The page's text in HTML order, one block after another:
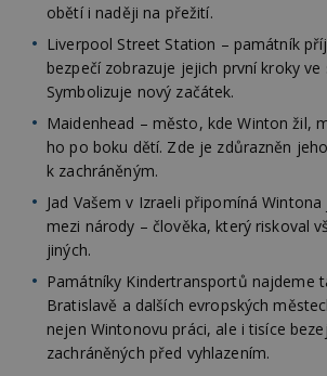
obětí i naději na přežití.
Liverpool Street Station – památník
bezpečí zobrazuje jejich první kroky ve
Symbolizuje nový začátek.
Maidenhead – město, kde Winton žil,
ho po boku dětí. Zde je zdůrazněn
k zachráněným.
Jad Vašem v Izraeli připomíná
mezi národy – člověka, který riskoval
jiných.
Památníky Kindertransportů najdeme
Bratislavě a dalších evropských
nejen Wintonovu práci, ale i tisíce
zachráněných před vyhlazením.